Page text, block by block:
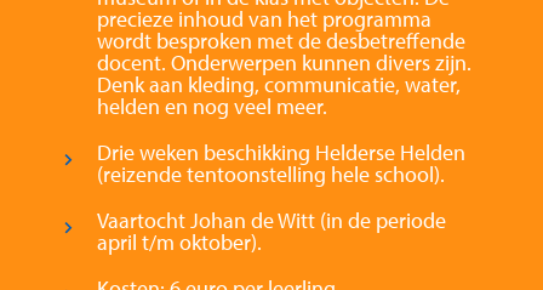
precieze inhoud van het programma
wordt besproken met de desbetreffende
docent. Onderwerpen kunnen divers zijn.
Denk aan kleding, communicatie, water,
helden en nog veel meer.
Drie weken beschikking Helderse Helden
(reizende tentoonstelling hele school).
Vaartocht Johan de Witt (in de periode
april t/m oktober).